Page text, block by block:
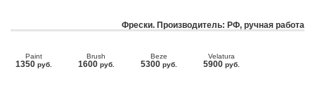
Фрески. Производитель: РФ, ручная работа
Paint
1350 руб.
Brush
1600 руб.
Beze
5300 руб.
Velatura
5900 руб.